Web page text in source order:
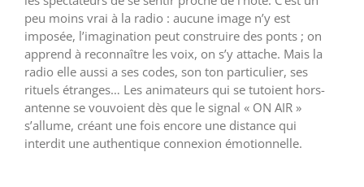
peu moins vrai à la radio : aucune image n’y est
imposée, l’imagination peut construire des ponts ; on
apprend à reconnaître les voix, on s’y attache. Mais la
radio elle aussi a ses codes, son ton particulier, ses
rituels étranges… Les animateurs qui se tutoient hors-
antenne se vouvoient dès que le signal « ON AIR »
s’allume, créant une fois encore une distance qui
interdit une authentique connexion émotionnelle.